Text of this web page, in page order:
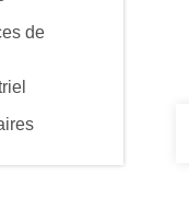
de